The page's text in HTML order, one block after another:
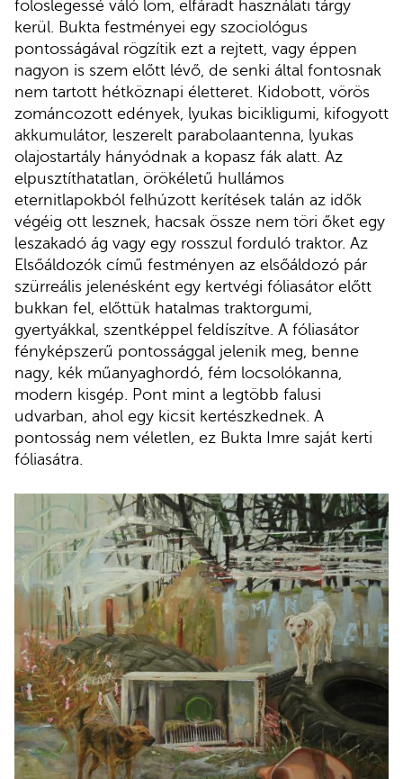
fölöslegessé váló lom, elfáradt használati tárgy
kerül. Bukta festményei egy szociológus
pontosságával rögzítik ezt a rejtett, vagy éppen
nagyon is szem előtt lévő, de senki által fontosnak
nem tartott hétköznapi életteret. Kidobott, vörös
zománcozott edények, lyukas bicikligumi, kifogyott
akkumulátor, leszerelt parabolaantenna, lyukas
olajostartály hányódnak a kopasz fák alatt. Az
elpusztíthatatlan, örökéletű hullámos
eternitlapokból felhúzott kerítések talán az idők
végéig ott lesznek, hacsak össze nem töri őket egy
leszakadó ág vagy egy rosszul forduló traktor. Az
Elsőáldozók című festményen az elsőáldozó pár
szürreális jelenésként egy kertvégi fóliasátor előtt
bukkan fel, előttük hatalmas traktorgumi,
gyertyákkal, szentképpel feldíszítve. A fóliasátor
fényképszerű pontossággal jelenik meg, benne
nagy, kék műanyaghordó, fém locsolókanna,
modern kisgép. Pont mint a legtöbb falusi
udvarban, ahol egy kicsit kertészkednek. A
pontosság nem véletlen, ez Bukta Imre saját kerti
fóliasátra.